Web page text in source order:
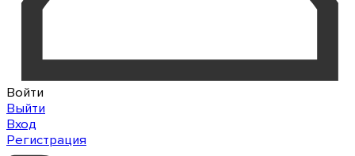
Войти
Выйти
Вход
Регистрация